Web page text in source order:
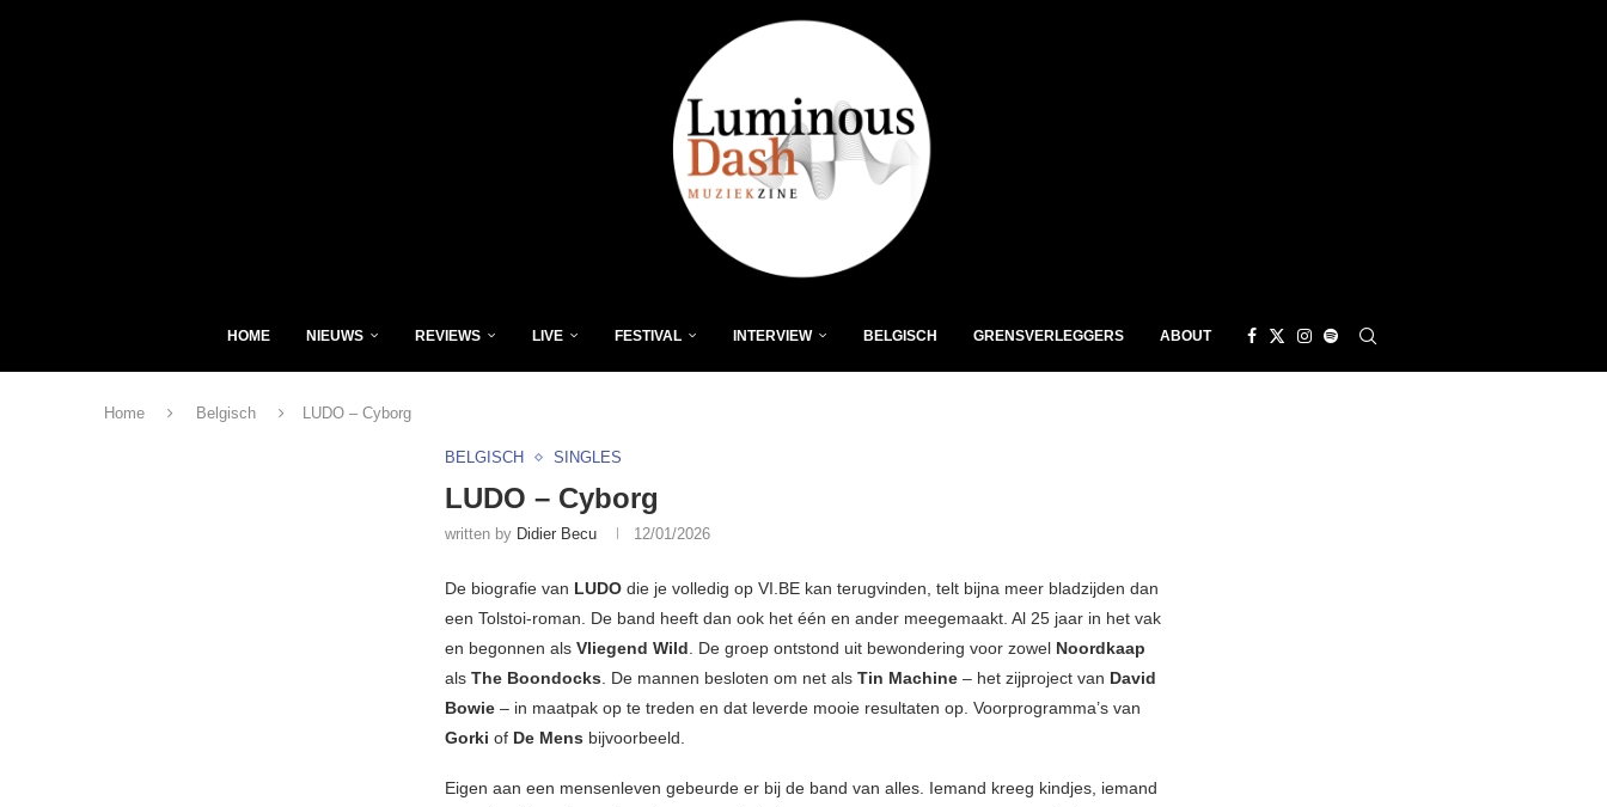
HOME NIEUWS REVIEWS LIVE FESTIVAL INTERVIEW BELGISCH GRENSVERLEGGERS ABOUT
Home Belgisch LUDO – Cyborg
BELGISCH SINGLES
LUDO – Cyborg
written by Didier Becu 12/01/2026
De biografie van LUDO die je volledig op VI.BE kan terugvinden, telt bijna meer bladzijden dan
een Tolstoi-roman. De band heeft dan ook het één en ander meegemaakt. Al 25 jaar in het vak
en begonnen als Vliegend Wild. De groep ontstond uit bewondering voor zowel Noordkaap
als The Boondocks. De mannen besloten om net als Tin Machine – het zijproject van David
Bowie – in maatpak op te treden en dat leverde mooie resultaten op. Voorprogramma’s van
Gorki of De Mens bijvoorbeeld.
Eigen aan een mensenleven gebeurde er bij de band van alles. Iemand kreeg kindjes, iemand